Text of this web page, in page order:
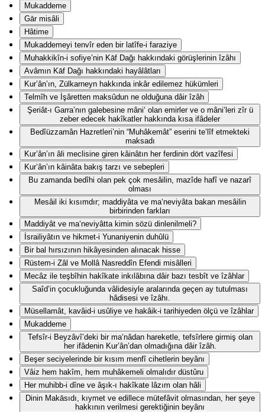
Mukaddeme
Gār misâli
Hâtime
Mukaddemeyi tenvîr eden bir latîfe-i faraziye
Muhakkikîn-i sofiye’nin Kāf Dağı hakkındaki görüşlerinin îzâhı
Avâmın Kāf Dağı hakkındaki hayâlâtları
Kur’ân’ın, Zülkarneyn hakkında inkâr edilemez hükümleri
Telmîh ve İşâretten maksûdun ne olduğuna dâir îzâh
Şeriât-ı Garra’nın galebesine mâni‘ olan emirler ve o mâni‘leri zîr ü
zeber edecek hakîkatler hakkında kısa ifâdeler
Bedîüzzamân Hazretleri’nin “Muhâkemât” eserini te’lîf etmekteki
maksadı
Kur’ân’ın âli meclisine giren kâinâtın her ferdinin dört vazîfesi
Kur’ân’ın kâinâta bakış tarzı ve sebepleri
Bu zamanda bedîhi olan pek çok mesâilin, mazîde hafî ve nazarî
olması
Mesâil iki kısımdır; maddiyâta ve ma‘neviyâta bakan mesâilin
birbirinden farkları
Maddiyât ve ma‘neviyâtta kimin sözü dinlenilmeli?
İsrailiyâtın ve hikmet-i Yunaniyenin duhûlü
Bir bal hırsızının hikâyesinden alınacak hisse
Rüstem-i Zâl ve Mollâ Nasreddîn Efendi misâlleri
Mecâz ile teşbîhin hakîkate inkılâbına dâir bazı tesbît ve îzâhlar
Saîd’in çocukluğunda vâlidesiyle aralarında geçen ay tutulması
hâdisesi ve îzâhı.
Müsellamât, kavâid-i usûliye ve hakâik-i tarihiyeden ölçü ve îzâhlar
Mukaddeme
Tefsîr-i Beyzâvî’deki bir ma‘nâdan hareketle, tefsîrlere girmiş olan
her ifâdenin Kur’ân’dan olmadığına dâir îzâh.
Beşer seciyelerinde bir kısım menfî cihetlerin beyânı
Vâiz hem hakîm, hem muhâkemeli olmalıdır düstûru
Her muhibb-i dîne ve âşık-ı hakîkate lâzım olan hâli
Dinin Makāsıdı, kıymet ve edillece mütefâvit olmasından, her şeye
hakkının verilmesi gerektiğinin beyânı